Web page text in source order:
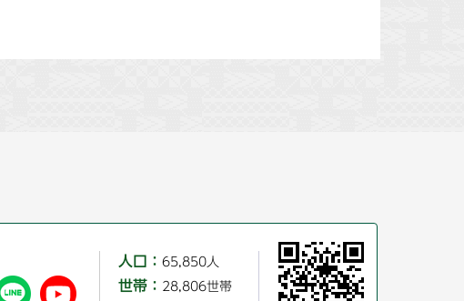
人口： 65,850人
世帯： 28,806世帯